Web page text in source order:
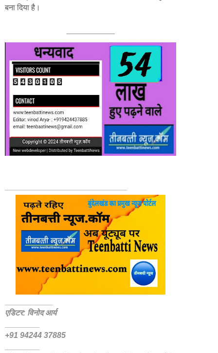
बना दिया है।
एडिटर: विनोद आर्य
+91 94244 37885